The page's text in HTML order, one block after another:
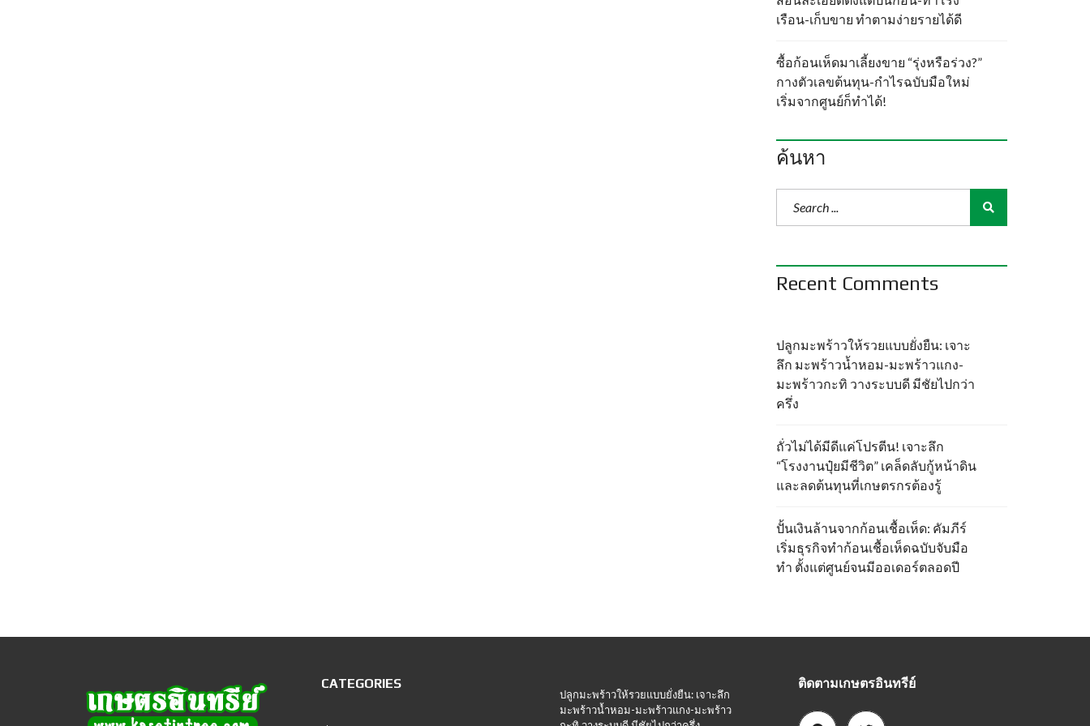
เรือน-เก็บขาย ทำตามง่ายรายได้ดี
ซื้อก้อนเห็ดมาเลี้ยงขาย “รุ่งหรือร่วง?”
กางตัวเลขต้นทุน-กำไรฉบับมือใหม่
เริ่มจากศูนย์ก็ทำได้!
ค้นหา
Recent Comments
ปลูกมะพร้าวให้รวยแบบยั่งยืน: เจาะ
ลึก มะพร้าวน้ำหอม-มะพร้าวแกง-
มะพร้าวกะทิ วางระบบดี มีชัยไปกว่า
ครึ่ง
ถั่วไม่ได้มีดีแค่โปรตีน! เจาะลึก
“โรงงานปุ๋ยมีชีวิต” เคล็ดลับกู้หน้าดิน
และลดต้นทุนที่เกษตรกรต้องรู้
ปั้นเงินล้านจากก้อนเชื้อเห็ด: คัมภีร์
เริ่มธุรกิจทำก้อนเชื้อเห็ดฉบับจับมือ
ทำ ตั้งแต่ศูนย์จนมีออเดอร์ตลอดปี
CATEGORIES
ปลูกมะพร้าวให้รวยแบบยั่งยืน: เจาะลึก
มะพร้าวน้ำหอม-มะพร้าวแกง-มะพร้าว
ติดตามเกษตรอินทรีย์